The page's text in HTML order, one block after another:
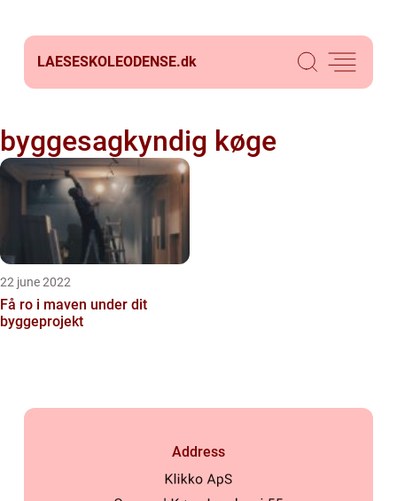
LAESESKOLEODENSE.dk
byggesagkyndig køge
22 june 2022
Få ro i maven under dit
byggeprojekt
Address